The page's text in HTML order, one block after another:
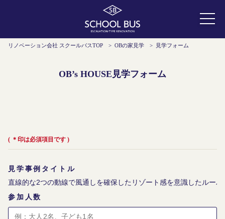
リノベーション会社 スクールバスTOP > OBの家見学 > 見学フォーム
OB’s HOUSE見学フォーム
( ＊印は必須項目です )
見学事例タイトル
参加人数